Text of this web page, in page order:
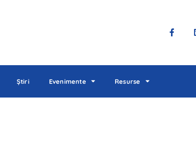
Știri Evenimente Resurse